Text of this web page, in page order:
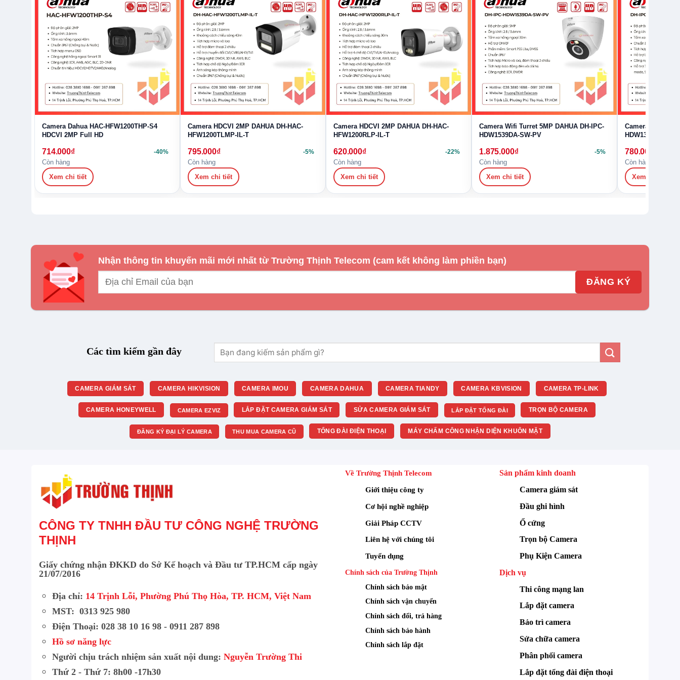
lâu dài. Thiết kế dome gọn gàng, dễ lắp đặt.
Thông số kỹ thuật camera HDCVI 2MP bán cầu Dahua DH-HAC-HDW1200TQP-IL-
Chống ngược sáng DWDR, Chế độ Ngày Đêm ICR, chống nhiễu hình ảnh 3D NR, Tự động cân bằng
trắng AWB, Tự động bù tín hiệu ảnh AGC, bù sáng BLC
Hỗ trợ chuyển đổi CVI/CVBS/AHD/TVI
Độ nhạy sáng 0.01 lux@F2.0
Ống kính 3.6mm, 2.8mm
Hoạt động từ -40°C ~ +60°C
Khoảng cách chiếu sáng 40m
Nguồn 12VDC
Chuẩn chống nước IP67
Camera Dahua HAC-HFW1200THP-S4
HDCVI 2MP Full HD
714.000₫ -40%
Còn hàng
Xem chi tiết
Camera HDCVI 2MP DAHUA DH-HAC-
HFW1200TLMP-IL-T
795.000₫ -5%
Còn hàng
Xem chi tiết
Camera HDCVI 2MP DAHUA DH-HAC-
HFW1200RLP-IL-T
620.000₫ -22%
Còn hàng
Xem chi tiết
Camera Wifi Turret 5MP DAHUA DH-IPC-
HDW1539DA-SW-PV
1.875.000₫ -5%
Còn hàng
Xem chi tiết
Camera Wifi
HDW1339DA-SW-
780.000
Còn hàng
Xem chi tiết
Nhận thông tin khuyến mãi mới nhất từ Trường Thịnh Telecom (cam kết không làm phiền bạn)
Các tìm kiếm gần đây
Tìm
kiếm:
CAMERA GIÁM SÁT CAMERA HIKVISION CAMERA IMOU CAMERA DAHUA CAMERA TIANDY CAMERA KBVISION CAMERA TP-LINK
CAMERA HONEYWELL CAMERA EZVIZ LẮP ĐẶT CAMERA GIÁM SÁT SỬA CAMERA GIÁM SÁT LẮP ĐẶT TỔNG ĐÀI TRỌN BỘ CAMERA
ĐĂNG KÝ ĐẠI LÝ CAMERA THU MUA CAMERA CŨ TỔNG ĐÀI ĐIỆN THOẠI MÁY CHẤM CÔNG NHẬN DIỆN KHUÔN MẶT
CÔNG TY TNHH ĐẦU TƯ CÔNG NGHỆ TRƯỜNG
THỊNH
Giấy chứng nhận ĐKKD do Sở Kế hoạch và Đầu tư TP.HCM cấp ngày
21/07/2016
Địa chỉ: 14 Trịnh Lỗi, Phường Phú Thọ Hòa, TP. HCM, Việt Nam
MST: 0313 925 980
Điện Thoại: 028 38 10 16 98 - 0911 287 898
Hồ sơ năng lực
Người chịu trách nhiệm sản xuất nội dung: Nguyễn Trường Thi
Thứ 2 - Thứ 7: 8h00 -17h30
Về Trường Thịnh Telecom
Giới thiệu công ty
Cơ hội nghề nghiệp
Giải Pháp CCTV
Liên hệ với chúng tôi
Tuyển dụng
Chính sách của Trường Thịnh
Chính sách bảo mật
Chính sách vận chuyển
Chính sách đổi, trả hàng
Chính sách bảo hành
Chính sách lắp đặt
Sản phẩm kinh doanh
Camera giám sát
Đầu ghi hình
Ổ cứng
Trọn bộ Camera
Phụ Kiện Camera
Dịch vụ
Thi công mạng lan
Lắp đặt camera
Bảo trì camera
Sửa chữa camera
Phân phối camera
Lắp đặt tổng đài điện thoại